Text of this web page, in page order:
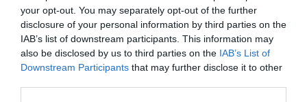
your opt-out. You may separately opt-out of the further
disclosure of your personal information by third parties on the
IAB’s list of downstream participants. This information may
also be disclosed by us to third parties on the IAB’s List of
Downstream Participants that may further disclose it to other
développement !
NOUS SOUTENIR